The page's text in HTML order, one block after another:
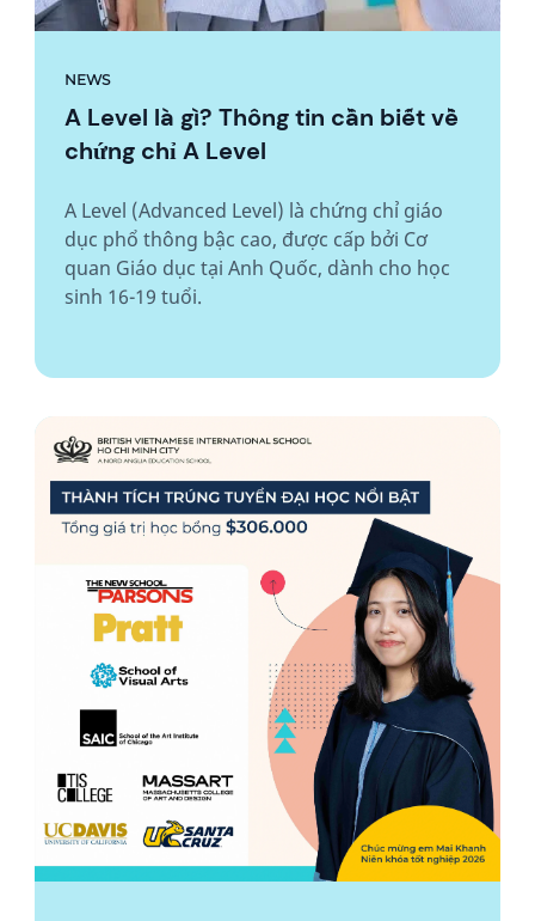
NEWS
A Level là gì? Thông tin cần biết về
chứng chỉ A Level
A Level (Advanced Level) là chứng chỉ giáo
dục phổ thông bậc cao, được cấp bởi Cơ
quan Giáo dục tại Anh Quốc, dành cho học
sinh 16-19 tuổi.